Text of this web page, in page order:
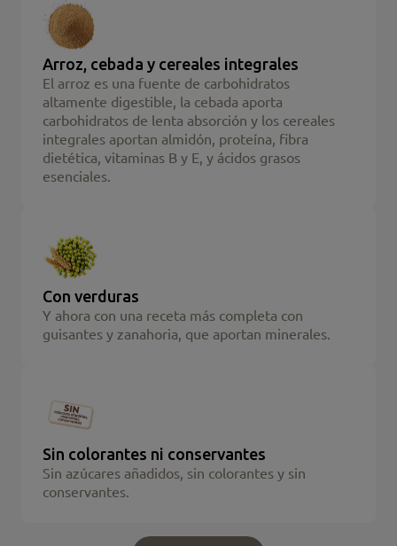
Arroz, cebada y cereales integrales
El arroz es una fuente de carbohidratos
altamente digestible, la cebada aporta
carbohidratos de lenta absorción y los cereales
integrales aportan almidón, proteína, fibra
dietética, vitaminas B y E, y ácidos grasos
esenciales.
Con verduras
Y ahora con una receta más completa con
guisantes y zanahoria, que aportan minerales.
Sin colorantes ni conservantes
Sin azúcares añadidos, sin colorantes y sin
conservantes.